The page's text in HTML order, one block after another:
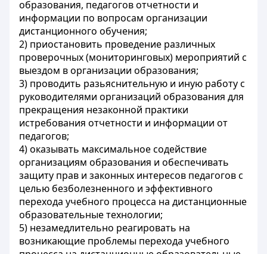
образования, педагогов отчетности и
информации по вопросам организации
дистанционного обучения;
2) приостановить проведение различных
проверочных (мониторинговых) мероприятий с
выездом в организации образования;
3) проводить разьяснительную и иную работу с
руководителями организаций образования для
прекращения незаконной практики
истребования отчетности и информации от
педагогов;
4) оказывать максимальное содействие
организациям образования и обеспечивать
защиту прав и законных интересов педагогов с
целью безболезненного и эффективного
перехода учебного процесса на дистанционные
образовательные технологии;
5) незамедлительно реагировать на
возникающие проблемы перехода учебного